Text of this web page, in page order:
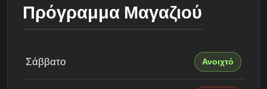
Πρόγραμμα Μαγαζιού
Σάββατο Ανοιχτό